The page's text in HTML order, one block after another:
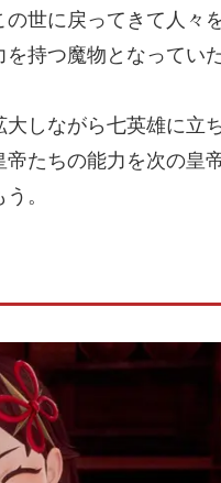
世に戻ってきて人々
を持つ魔物となってい
しながら七英雄に立
たちの能力を次の皇
。